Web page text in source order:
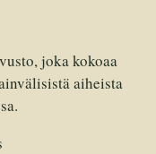
joka kokoaa
aiheista